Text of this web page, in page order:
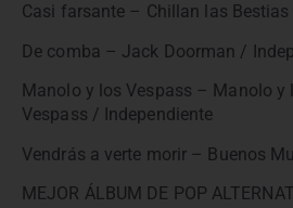
Casi farsante – Chillan las
De comba – Jack Doorman /
Manolo y los Vespass – Manolo y
Vespass / Independiente
Vendrás a verte morir – Buenos
MEJOR ÁLBUM DE POP